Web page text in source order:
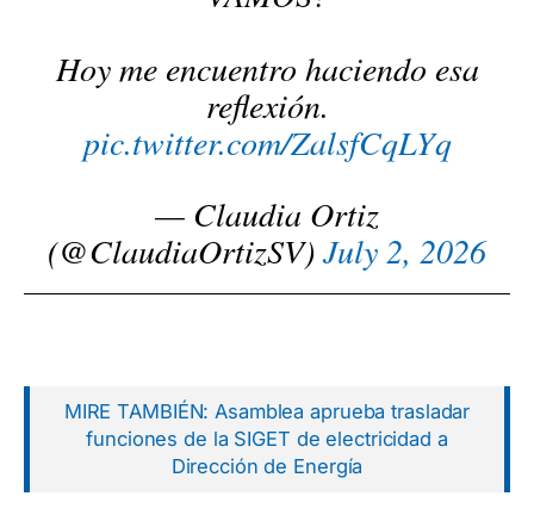
Hoy me encuentro haciendo esa
reflexión.
pic.twitter.com/ZalsfCqLYq
— Claudia Ortiz
(@ClaudiaOrtizSV)July 2, 2026
MIRE TAMBIÉN: Asamblea aprueba trasladar
funciones de la SIGET de electricidad a
Dirección de Energía